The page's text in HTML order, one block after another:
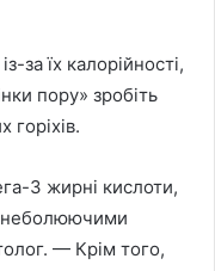
за їх калорійності,
пору» зробіть
горіхів.
3 жирні кислоти,
— Крім того,